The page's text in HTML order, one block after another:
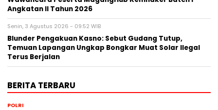
Angkatan II Tahun 2026
Senin, 3 Agustus 2026 - 09:52 WIB
Blunder Pengakuan Kasno: Sebut Gudang Tutup,
Temuan Lapangan Ungkap Bongkar Muat Solar Ilegal
Terus Berjalan
BERITA TERBARU
POLRI